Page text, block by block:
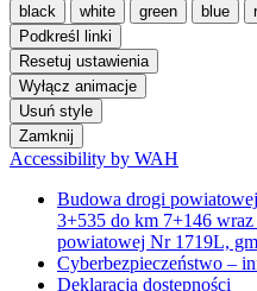
Usuń style
Zamknij
Accessibility by WAH
Budowa drogi
3+535 do km 7+146 wraz
powiatowej Nr 1719L,
Cyberbezpieczeństwo –
Dla mieszkańca
Aplikacja ePowiat
Deklaracja
Chełmski